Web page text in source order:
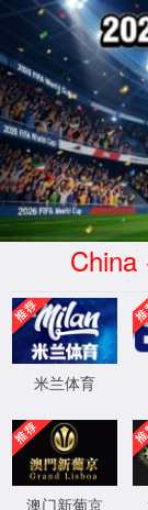
蜂鸟电竞
事数据与
WTS-
出现该页
1.你的请求是黑
2.你的请求合法